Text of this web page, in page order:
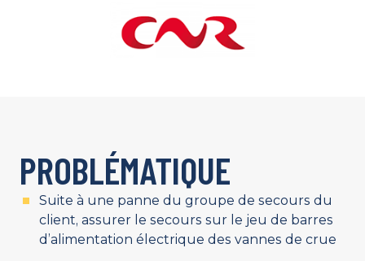
PROBLÉMATIQUE
Suite à une panne du groupe de secours du
client, assurer le secours sur le jeu de barres
d’alimentation électrique des vannes de crue